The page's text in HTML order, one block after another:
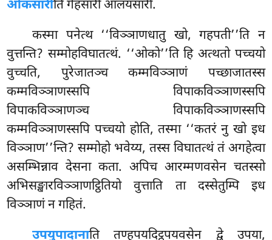
ओकसारीति गेहसारी आलयसारी.
कस्मा पनेत्थ ‘‘विञ्ञाणधातु खो, गहपती’’ति न
वुत्तन्ति? सम्मोहविघातत्थं. ‘‘ओको’’ति हि अत्थतो पच्चयो
वुच्चति, पुरेजातञ्च कम्मविञ्ञाणं पच्छाजातस्स
कम्मविञ्ञाणस्सपि विपाकविञ्ञाणस्सपि
विपाकविञ्ञाणञ्च विपाकविञ्ञाणस्सपि
कम्मविञ्ञाणस्सपि पच्चयो होति, तस्मा ‘‘कतरं नु खो इध
विञ्ञाण’’न्ति? सम्मोहो भवेय्य, तस्स विघातत्थं तं अगहेत्वा
असम्भिन्नाव देसना कता. अपिच आरम्मणवसेन चतस्सो
अभिसङ्खारविञ्ञाणट्ठितियो वुत्ताति ता दस्सेतुम्पि इध
विञ्ञाणं न गहितं.
उपयुपादानाति तण्हूपयदिट्ठूपयवसेन द्वे उपया,